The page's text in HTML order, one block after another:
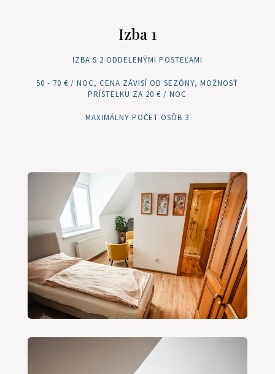
Izba 1
IZBA S 2 ODDELENÝMI POSTEĽAMI
50 - 70 € / NOC, CENA ZÁVISÍ OD SEZÓNY, MOŽNOSŤ
PRÍSTELKU ZA 20 € / NOC
MAXIMÁLNY POČET OSÔB 3